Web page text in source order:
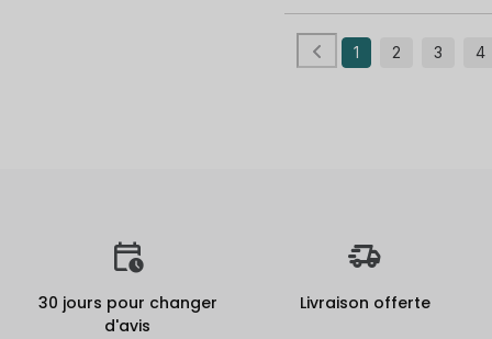
1 2 3 4
30 jours pour changer
d'avis
Livraison offerte